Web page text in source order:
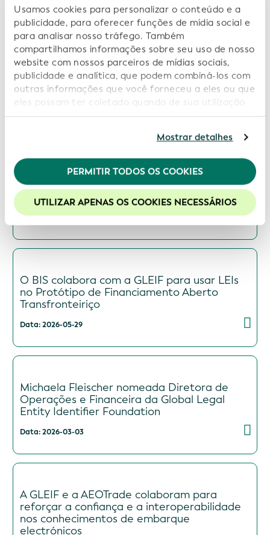
Usamos cookies para personalizar o conteúdo e a
publicidade, para oferecer funções de mídia social e
para analisar nosso tráfego. Também
compartilhamos informações sobre seu uso de nosso
website com nossos parceiros de mídias sociais,
publicidade e analítica, que podem combiná-los com
outras informações que você forneceu a eles ou que
eles possam ter coletado quando de sua utilização
de seus serviços. Ao continuar a utilizar nosso
cookies. Consulte informações adicionais em nossa
Política de Privacidade.
Recomendamos a habilitação de cookies para uma
melhor experiência em nosso site.
Mostrar detalhes
PERMITIR TODOS OS COOKIES
UTILIZAR APENAS OS COOKIES NECESSÁRIOS
A ISITC e a GLEIF lançam uma colaboração
para apoiar as melhores práticas do setor e
a transparência dos dados
Data: 2026-06-16
A GLEIF e a Global Energy Monitor
estabelecem uma parceria para aumentar a
transparência na propriedade de ativos
energéticos
Data: 2026-06-09
O BIS colabora com a GLEIF para usar LEIs
no Protótipo de Financiamento Aberto
Transfronteiriço
Data: 2026-05-29
Michaela Fleischer nomeada Diretora de
Operações e Financeira da Global Legal
Entity Identifier Foundation
Data: 2026-03-03
A GLEIF e a AEOTrade colaboram para
reforçar a confiança e a interoperabilidade
nos conhecimentos de embarque
electrónicos